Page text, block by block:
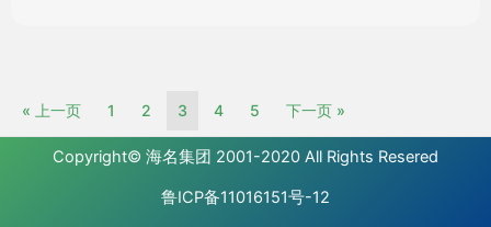
« 上一页 1 2 3 4 5 下一页 »
Copyright© 海名集团 2001-2020 All Rights Resered
鲁ICP备11016151号-12